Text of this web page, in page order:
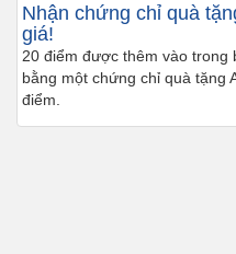
Nhận chứng chỉ quà
giá!
20 điểm được thêm vào trong
bằng một chứng chỉ quà tặng
điểm.